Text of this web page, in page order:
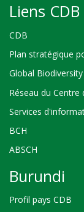
Liens CDB
CDB
Plan stratégique
Global
Réseau du Centre
Services
BCH
ABSCH
Burundi
Profil pays CDB